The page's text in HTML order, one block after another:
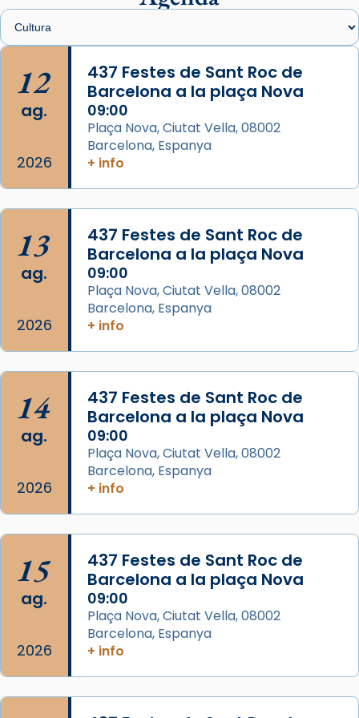
Santes de Mataró.
🔗
📸 J. Merino
Photo
View on Facebook · Share
Arquebisbat de Barcelona
2 weeks ago
Aquest dilluns, 27 de juliol, ha tingut lloc la
missa d’acció de gràcies en agraïment al
comitè organitzador de la visita apostòlica
del Sant Pare Lleó XIV a Barcelona, i als
col·laboradors, a la Catedral de Barcelona.
L’arquebisbe de Barcelona, el cardenal Joan
📸 Dr. G. Simón
Photo
View on Facebook · Share
Memòria de les santes Juliana i
Semproniana, verges i màrtirs.
Acompanyant la història de sant Cugat, a
partir de l’Edat Mitjana sorgeix la tradició
que les santes Juliana (“relatiu a Júlia”) i
Semproniana (“relatiu a Semprònia =
eterna”) són deixebles seves. I l’any 1667, el
frare Joan Gaspar Roig, afirma en una obra
12
ag.
2026
437 Festes de Sant Roc de
Barcelona a la plaça Nova
09:00
Plaça Nova, Ciutat Vella, 08002
Barcelona, Espanya
+ info
13
ag.
2026
437 Festes de Sant Roc de
Barcelona a la plaça Nova
09:00
Plaça Nova, Ciutat Vella, 08002
Barcelona, Espanya
+ info
14
ag.
2026
437 Festes de Sant Roc de
Barcelona a la plaça Nova
09:00
Plaça Nova, Ciutat Vella, 08002
Barcelona, Espanya
+ info
15
ag.
2026
437 Festes de Sant Roc de
Barcelona a la plaça Nova
09:00
Plaça Nova, Ciutat Vella, 08002
Barcelona, Espanya
+ info